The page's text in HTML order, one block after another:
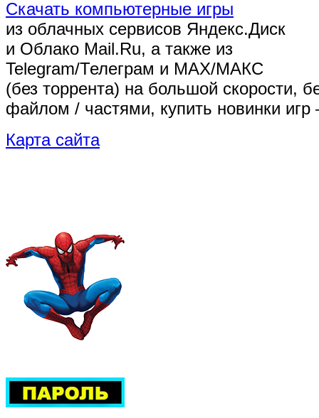
Скачать компьютерные игры
из облачных сервисов Яндекс.Диск
и Облако Mail.Ru, а также из
Telegram/Телеграм и MAX/МАКС
(без торрента) на большой скорости,
файлом / частями, купить новинки
Карта сайта